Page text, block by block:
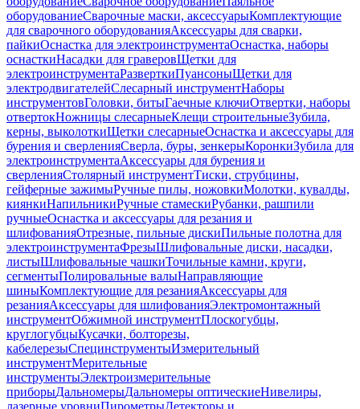
оборудованиеСварочные маски, аксессуарыКомплектующие
для сварочного оборудованияАксессуары для сварки,
пайкиОснастка для электроинструментаОснастка, наборы
оснасткиНасадки для граверовЩетки для
электроинструментаРазверткиПуансоныЩетки для
электродвигателейСлесарный инструментНаборы
инструментовГоловки, битыГаечные ключиОтвертки, наборы
отвертокНожницы слесарныеКлещи строительныеЗубила,
керны, выколоткиЩетки слесарныеОснастка и аксессуары для
бурения и сверленияСверла, буры, зенкерыКоронкиЗубила для
электроинструментаАксессуары для бурения и
сверленияСтолярный инструментТиски, струбцины,
гейферные зажимыРучные пилы, ножовкиМолотки, кувалды,
киянкиНапильникиРучные стамескиРубанки, рашпили
ручныеОснастка и аксессуары для резания и
шлифованияОтрезные, пильные дискиПильные полотна для
электроинструментаФрезыШлифовальные диски, насадки,
листыШлифовальные чашкиТочильные камни, круги,
сегментыПолировальные валыНаправляющие
шиныКомплектующие для резанияАксессуары для
резанияАксессуары для шлифованияЭлектромонтажный
инструментОбжимной инструментПлоскогубцы,
круглогубцыКусачки, болторезы,
кабелерезыСпецинструментыИзмерительный
инструментМерительные
инструментыЭлектроизмерительные
приборыДальномерыДальномеры оптическиеНивелиры,
лазерные уровниПирометрыДетекторы и